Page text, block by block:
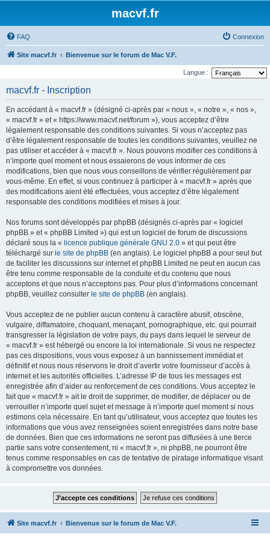
macvf.fr
FAQ Connexion
Site macvf.fr Bienvenue sur le forum de Mac V.F.
Langue :
macvf.fr - Inscription
En accédant à « macvf.fr » (désigné ci-après par « nous », « notre », « nos »,
« macvf.fr » et « https://www.macvf.net/forum »), vous acceptez d’être
légalement responsable des conditions suivantes. Si vous n’acceptez pas
d’être légalement responsable de toutes les conditions suivantes, veuillez ne
pas utiliser et accéder à « macvf.fr ». Nous pouvons modifier ces conditions à
n’importe quel moment et nous essaierons de vous informer de ces
modifications, bien que nous vous conseillons de vérifier régulièrement par
vous-même. En effet, si vous continuez à participer à « macvf.fr » après que
des modifications aient été effectuées, vous acceptez d’être légalement
responsable des conditions modifiées et mises à jour.
Nos forums sont développés par phpBB (désignés ci-après par « logiciel
phpBB » et « phpBB Limited ») qui est un logiciel de forum de discussions
déclaré sous la « licence publique générale GNU 2.0 » et qui peut être
téléchargé sur le site de phpBB (en anglais). Le logiciel phpBB a pour seul but
de faciliter les discussions sur internet et phpBB Limited ne peut en aucun cas
être tenu comme responsable de la conduite et du contenu que nous
acceptons et que nous n’acceptons pas. Pour plus d’informations concernant
phpBB, veuillez consulter le site de phpBB (en anglais).
Vous acceptez de ne publier aucun contenu à caractère abusif, obscène,
vulgaire, diffamatoire, choquant, menaçant, pornographique, etc. qui pourrait
transgresser la législation de votre pays, du pays dans lequel le serveur de
« macvf.fr » est hébergé ou encore la loi internationale. Si vous ne respectez
pas ces dispositions, vous vous exposez à un bannissement immédiat et
définitif et nous nous réservons le droit d’avertir votre fournisseur d’accès à
internet et les autorités officielles. L’adresse IP de tous les messages est
enregistrée afin d’aider au renforcement de ces conditions. Vous acceptez le
fait que « macvf.fr » ait le droit de supprimer, de modifier, de déplacer ou de
verrouiller n’importe quel sujet et message à n’importe quel moment si nous
estimons cela nécessaire. En tant qu’utilisateur, vous acceptez que toutes les
informations que vous avez renseignées soient enregistrées dans notre base
de données. Bien que ces informations ne seront pas diffusées à une tierce
partie sans votre consentement, ni « macvf.fr », ni phpBB, ne pourront être
tenus comme responsables en cas de tentative de piratage informatique visant
à compromettre vos données.
Site macvf.fr Bienvenue sur le forum de Mac V.F.